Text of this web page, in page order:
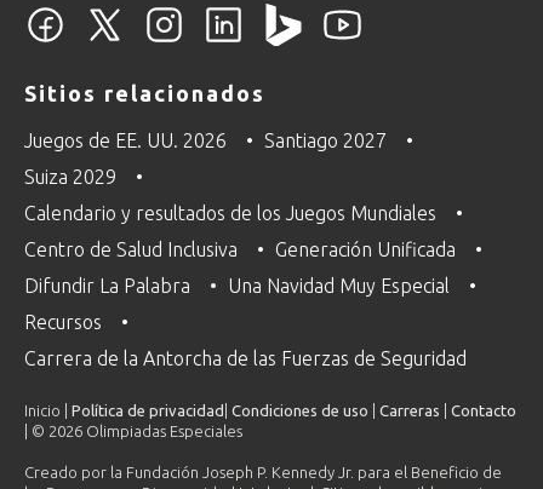
Sitios relacionados
Juegos de EE. UU. 2026
Santiago 2027
Suiza 2029
Calendario y resultados de los Juegos Mundiales
Centro de Salud Inclusiva
Generación Unificada
Difundir La Palabra
Una Navidad Muy Especial
Recursos
Carrera de la Antorcha de las Fuerzas de Seguridad
Inicio | Política de privacidad Condiciones de uso Carreras
Contacto
| © 2026 Olimpiadas Especiales
Creado por la Fundación Joseph P. Kennedy Jr. para el Beneficio de